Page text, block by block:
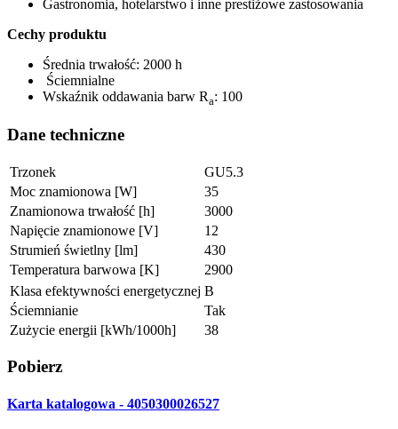
Gastronomia, hotelarstwo i inne prestiżowe zastosowania
Cechy produktu
Średnia trwałość: 2000 h
Ściemnialne
Wskaźnik oddawania barw Ra: 100
Dane techniczne
Trzonek
GU5.3
Moc znamionowa [W]
35
Znamionowa trwałość [h]
3000
Napięcie znamionowe [V]
12
Strumień świetlny [lm]
430
Temperatura barwowa [K]
2900
Klasa efektywności energetycznej B
Ściemnianie
Tak
Zużycie energii [kWh/1000h]
38
Pobierz
Karta katalogowa - 4050300026527